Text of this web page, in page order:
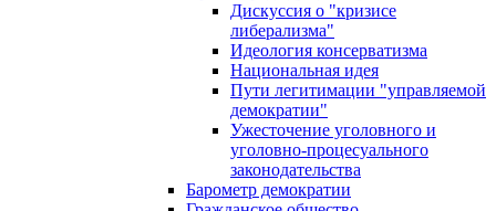
Дискуссия о "кризисе
либерализма"
Идеология консерватизма
Национальная идея
Пути легитимации "управляемой
демократии"
Ужесточение уголовного и
уголовно-процесуального
законодательства
Барометр демократии